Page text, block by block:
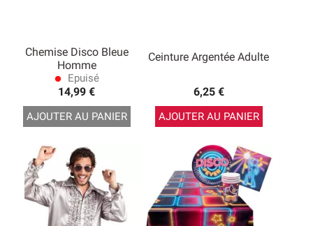
Chemise Disco Bleue
Homme
lens Epuisé
14,99 €
AJOUTER AU PANIER
Ceinture Argentée Adulte
6,25 €
AJOUTER AU PANIER